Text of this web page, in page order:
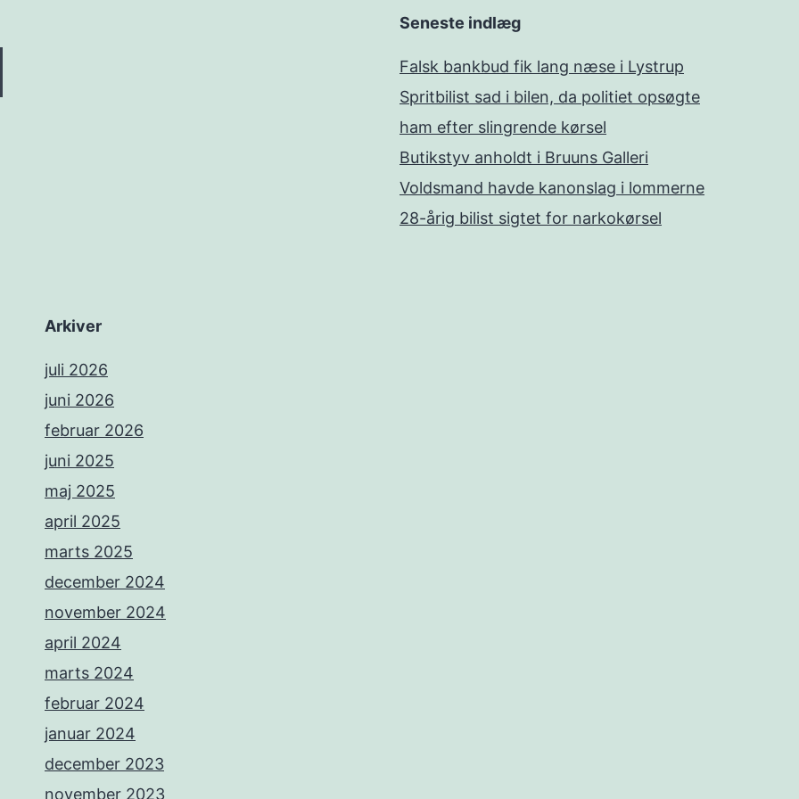
Seneste indlæg
Falsk bankbud fik lang næse i Lystrup
Spritbilist sad i bilen, da politiet opsøgte
ham efter slingrende kørsel
Butikstyv anholdt i Bruuns Galleri
Voldsmand havde kanonslag i lommerne
28-årig bilist sigtet for narkokørsel
Arkiver
juli 2026
juni 2026
februar 2026
juni 2025
maj 2025
april 2025
marts 2025
december 2024
november 2024
april 2024
marts 2024
februar 2024
januar 2024
december 2023
november 2023